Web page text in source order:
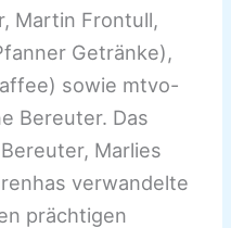
Martin Frontull,
Getränke),
sowie mtvo-
Bereuter. Das
Marlies
verwandelte
prächtigen